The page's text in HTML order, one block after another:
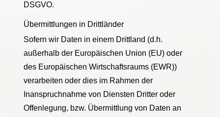
DSGVO.
Übermittlungen in Drittländer
Sofern wir Daten in einem Drittland (d.h.
außerhalb der Europäischen Union (EU) oder
des Europäischen Wirtschaftsraums (EWR))
verarbeiten oder dies im Rahmen der
Inanspruchnahme von Diensten Dritter oder
Offenlegung, bzw. Übermittlung von Daten an